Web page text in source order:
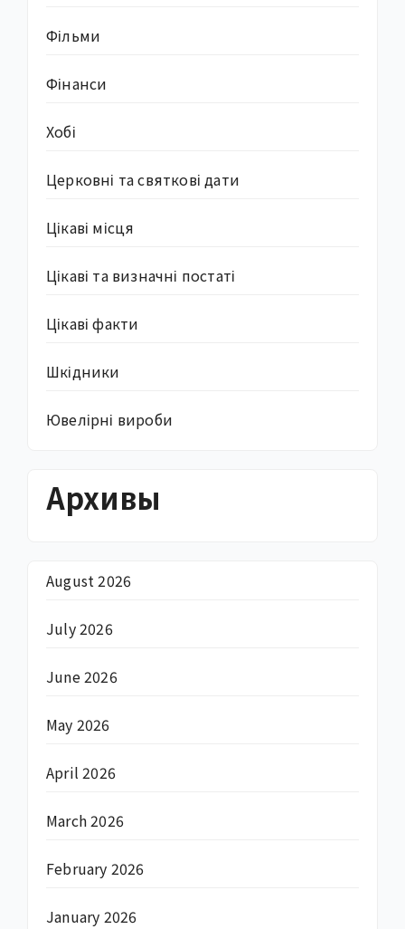
Фільми
Фінанси
Хобі
Церковні та святкові дати
Цікаві місця
Цікаві та визначні постаті
Цікаві факти
Шкідники
Ювелірні вироби
Архивы
August 2026
July 2026
June 2026
May 2026
April 2026
March 2026
February 2026
January 2026